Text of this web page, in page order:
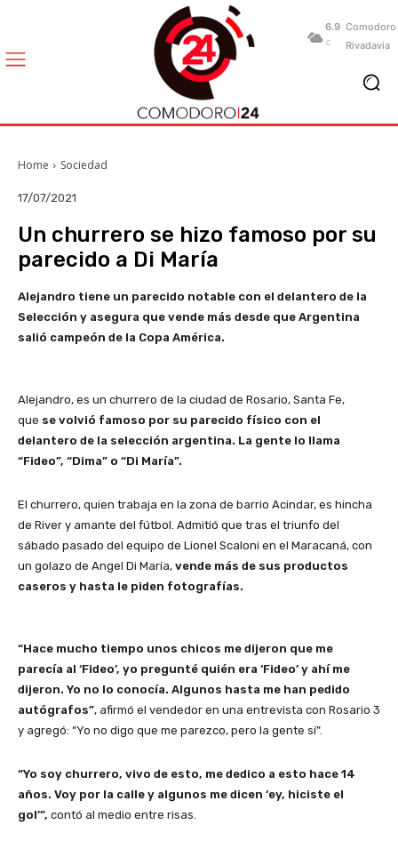
6.9
C
Comodoro
Rivadavia
Home Sociedad
17/07/2021
Un churrero se hizo famoso por su
parecido a Di María
Alejandro tiene un parecido notable con el delantero de la
Selección y asegura que vende más desde que Argentina
salió campeón de la Copa América.
Alejandro, es un churrero de la ciudad de Rosario, Santa Fe,
que se volvió famoso por su parecido físico con el
delantero de la selección argentina. La gente lo llama
“Fideo”, “Dima” o “Di María”.
El churrero, quien trabaja en la zona de barrio Acindar, es hincha
de River y amante del fútbol. Admitió que tras el triunfo del
sábado pasado del equipo de Lionel Scaloni en el Maracaná, con
un golazo de Angel Di María, vende más de sus productos
caseros y hasta le piden fotografías.
“Hace mucho tiempo unos chicos me dijeron que me
parecía al ‘Fideo’, yo pregunté quién era ‘Fideo’ y ahí me
dijeron. Yo no lo conocía. Algunos hasta me han pedido
autógrafos”, afirmó el vendedor en una entrevista con Rosario 3
y agregó: “Yo no digo que me parezco, pero la gente sí”.
“Yo soy churrero, vivo de esto, me dedico a esto hace 14
años. Voy por la calle y algunos me dicen ‘ey, hiciste el
gol’”, contó al medio entre risas.